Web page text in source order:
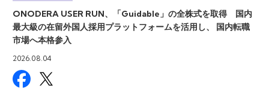
ONODERA USER RUN、「Guidable」の全株式を取得 国内
最大級の在留外国人採用プラットフォームを活用し、 国内転職
市場へ本格参入
2026.08.04